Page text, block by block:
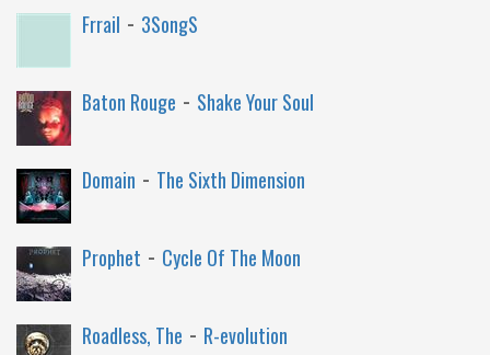
Frrail - 3SongS
Baton Rouge - Shake Your Soul
Domain - The Sixth Dimension
Prophet - Cycle Of The Moon
Roadless, The - R-evolution